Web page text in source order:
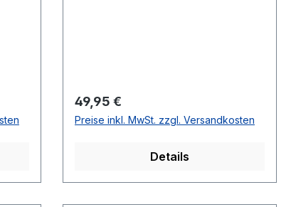
Regulärer Preis:
49,95 €
Preise inkl. MwSt. zzgl. Versandkosten
Details